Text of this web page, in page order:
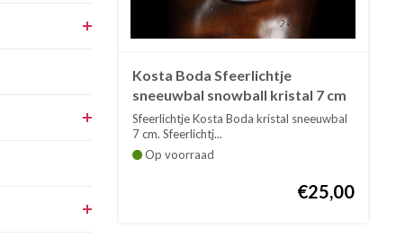
Kosta Boda Sfeerlichtje
sneeuwbal snowball kristal 7 cm
Sfeerlichtje Kosta Boda kristal sneeuwbal
7 cm. Sfeerlichtj...
Op voorraad
€25,00